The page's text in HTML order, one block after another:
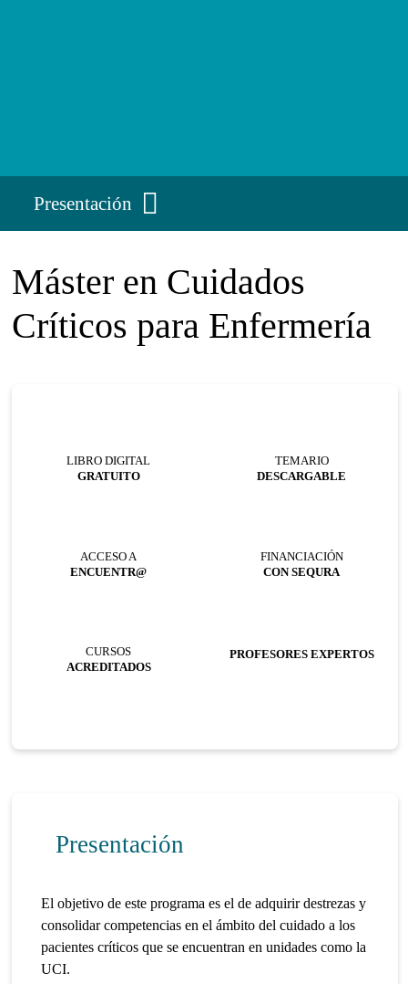
Presentación
Máster en Cuidados
Críticos para Enfermería
LIBRO DIGITAL
GRATUITO
TEMARIO
DESCARGABLE
ACCESO A
ENCUENTR@
FINANCIACIÓN
CON SEQURA
CURSOS
ACREDITADOS
PROFESORES EXPERTOS
Presentación
El objetivo de este programa es el de adquirir destrezas y
consolidar competencias en el ámbito del cuidado a los
pacientes críticos que se encuentran en unidades como la
UCI.